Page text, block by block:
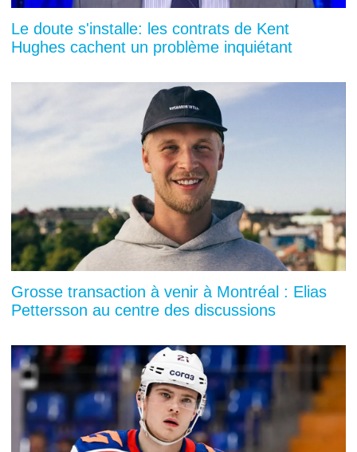
Le doute s'installe: les contrats de Kent
Hughes cachent un problème inquiétant
Grosse transaction à venir à Montréal : Elias
Pettersson au centre des discussions